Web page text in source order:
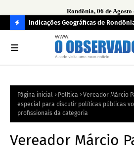
Rondônia, 06 de Agosto
O
R
A
Indicações Geográficas de
internacional para acelerar negócios
Página inicial Política
Vereador Márcio
especial para discutir políticas públicas
profissionais da categoria
Vereador Márcio